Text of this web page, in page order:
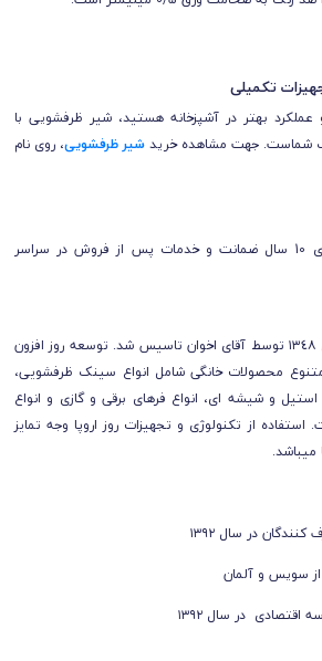
تکمیلی
عملکرد بهتر در آشپزخانه هستید، شیر ظرفشویی با
شماست. جهت مشاهده خریدشیر ظرفشویی، روی نام
سینک ظرفشویی اخوان دارای 10 سال ضمانت و خدمات پس از فروش در سراسر
کارخانه صنعتی اخوان در سال ١٣٤٨ توسط آقای اخوان تاسيس شد. توسعه روز افزون
محصولات خانگی شامل انواع سينک ظرفشويی،
استيل و شيشه ای، انواع فرهای برقی و گازی و انواع
از تکنولوژی و تجهيزات روز اروپا وجه تمايز
ميباشد.
در سال ۱۳۹۲
سویس و آلمان
در سال ۱۳۹۲